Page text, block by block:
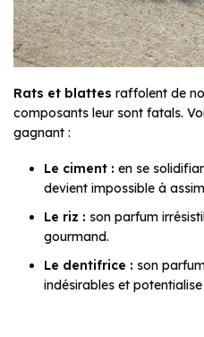
Rats et blattes raffolent de
composants leur sont fatals.
gagnant :
Le ciment : en se
devient impossible à
Le riz : son parfum
gourmand.
Le dentifrice : son
indésirables et potentialise